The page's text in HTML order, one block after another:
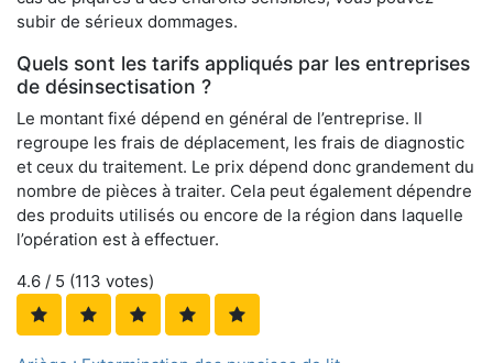
subir de sérieux dommages.
Quels sont les tarifs appliqués par les entreprises
de désinsectisation ?
Le montant fixé dépend en général de l’entreprise. Il
regroupe les frais de déplacement, les frais de diagnostic
et ceux du traitement. Le prix dépend donc grandement du
nombre de pièces à traiter. Cela peut également dépendre
des produits utilisés ou encore de la région dans laquelle
l’opération est à effectuer.
4.6 / 5 (113 votes)